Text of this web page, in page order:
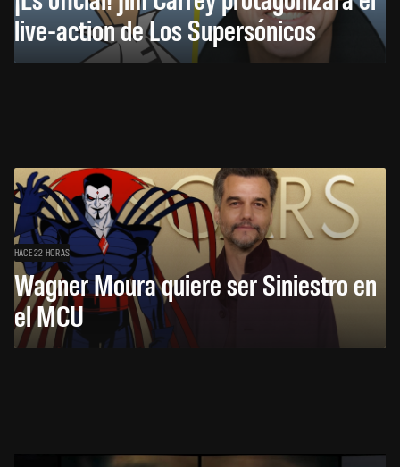
live-action de Los Supersónicos
HACE 22 HORAS
Wagner Moura quiere ser Siniestro en
el MCU